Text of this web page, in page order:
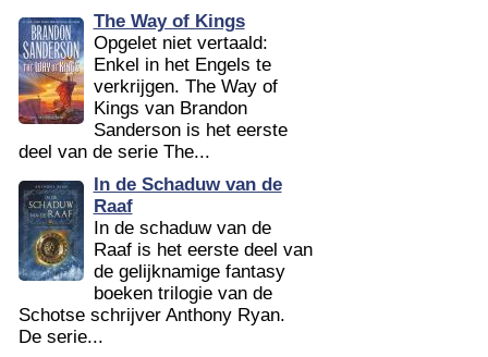
The Way of Kings
Opgelet niet vertaald:
Enkel in het Engels te
verkrijgen. The Way of
Kings van Brandon
Sanderson is het eerste
deel van de serie The...
In de Schaduw van de
Raaf
In de schaduw van de
Raaf is het eerste deel van
de gelijknamige fantasy
boeken trilogie van de
Schotse schrijver Anthony Ryan.
De serie...